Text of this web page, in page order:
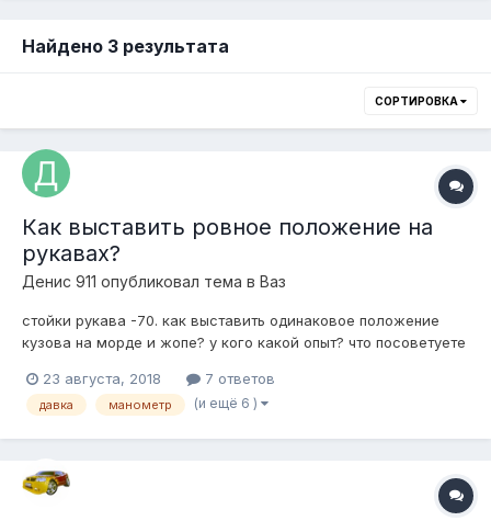
Найдено 3 результата
СОРТИРОВКА
Как выставить ровное положение на
рукавах?
Денис 911 опубликовал тема в Ваз
стойки рукава -70. как выставить одинаковое положение
кузова на морде и жопе? у кого какой опыт? что посоветуете
23 августа, 2018
7 ответов
давка манометр (и ещё 6 )